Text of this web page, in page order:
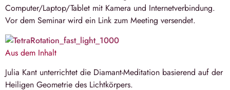
Computer/Laptop/Tablet mit Kamera und Internetverbindung.
Vor dem Seminar wird ein Link zum Meeting versendet.
Aus dem Inhalt
Julia Kant unterrichtet die Diamant-Meditation basierend auf der
Heiligen Geometrie des Lichtkörpers.